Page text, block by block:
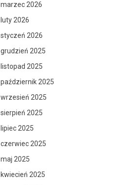
marzec 2026
luty 2026
styczeń 2026
grudzień 2025
listopad 2025
październik 2025
wrzesień 2025
sierpień 2025
lipiec 2025
czerwiec 2025
maj 2025
kwiecień 2025